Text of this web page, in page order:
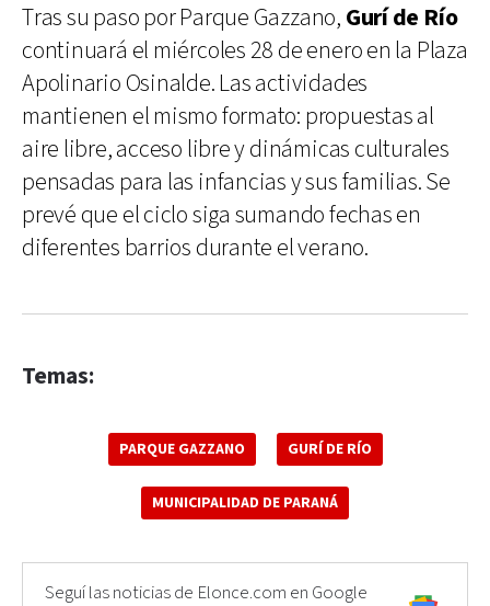
Tras su paso por Parque Gazzano, Gurí de Río
continuará el miércoles 28 de enero en la Plaza
Apolinario Osinalde. Las actividades
mantienen el mismo formato: propuestas al
aire libre, acceso libre y dinámicas culturales
pensadas para las infancias y sus familias. Se
prevé que el ciclo siga sumando fechas en
diferentes barrios durante el verano.
Temas:
PARQUE GAZZANO GURÍ DE RÍO
MUNICIPALIDAD DE PARANÁ
Seguí las noticias de Elonce.com en Google